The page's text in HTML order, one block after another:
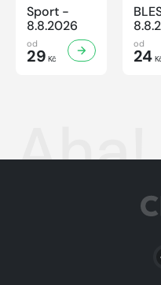
Sport -
8.8.2026
od
29 Kč
od
24